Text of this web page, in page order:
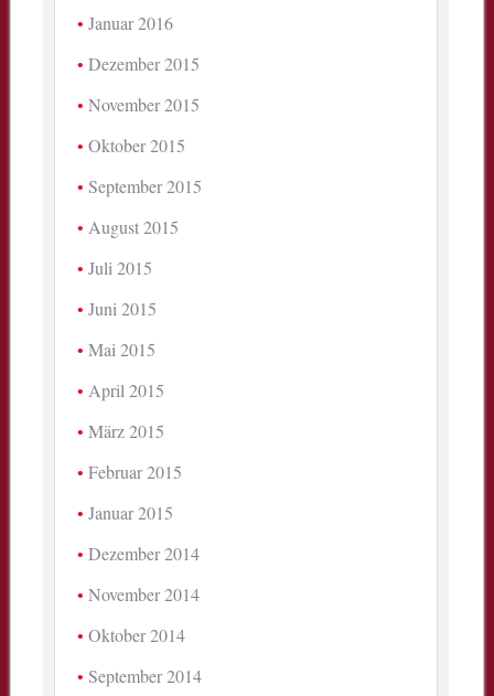
Januar 2016
Dezember 2015
November 2015
Oktober 2015
September 2015
August 2015
Juli 2015
Juni 2015
Mai 2015
April 2015
März 2015
Februar 2015
Januar 2015
Dezember 2014
November 2014
Oktober 2014
September 2014